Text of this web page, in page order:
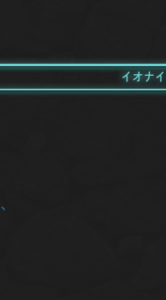
イオナ